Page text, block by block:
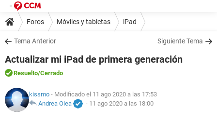
Foros Móviles y tabletas iPad
Tema Anterior Siguiente Tema
Actualizar mi iPad de primera generación
Resuelto/Cerrado
kissmo - Modificado el 11 ago 2020 a las 17:53
Andrea Olea
- 11 ago 2020 a las 18:00